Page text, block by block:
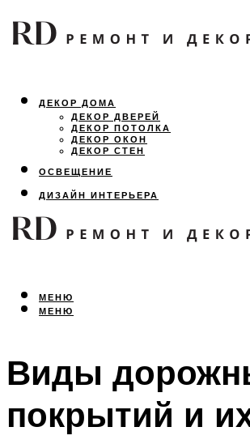
ДЕКОР ДОМА
ДЕКОР ДВЕРЕЙ
ДЕКОР ПОТОЛКА
ДЕКОР ОКОН
ДЕКОР СТЕН
ОСВЕЩЕНИЕ
ДИЗАЙН ИНТЕРЬЕРА
ЛАНДШАФТНЫЙ ДИЗАЙН
ВСЕ ПРО РЕМОНТ
МЕНЮ
МЕНЮ
Виды
покрытий и